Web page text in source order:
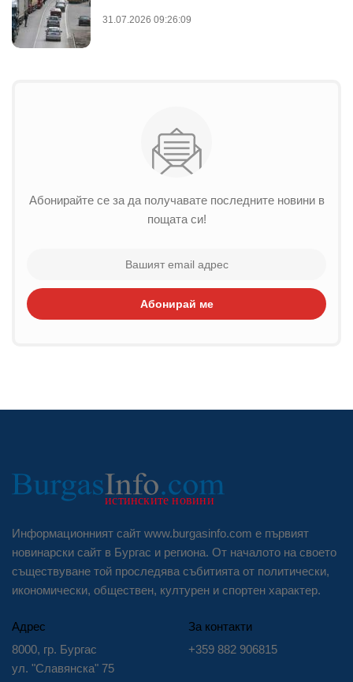
31.07.2026 09:26:09
Абонирайте се за да получавате последните новини в
пощата си!
Абонирай ме
Информационният сайт www.burgasinfo.com е първият
новинарски сайт в Бургас и региона. От началото на своето
съществуване той проследява събитията от политически,
икономически, обществен, културен и спортен характер.
Адрес
8000, гр. Бургас
ул. "Славянска" 75
За контакти
+359 882 906815